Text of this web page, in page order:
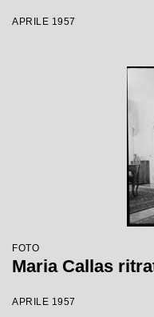
APRILE 1957
FOTO
Maria Callas
APRILE 1957